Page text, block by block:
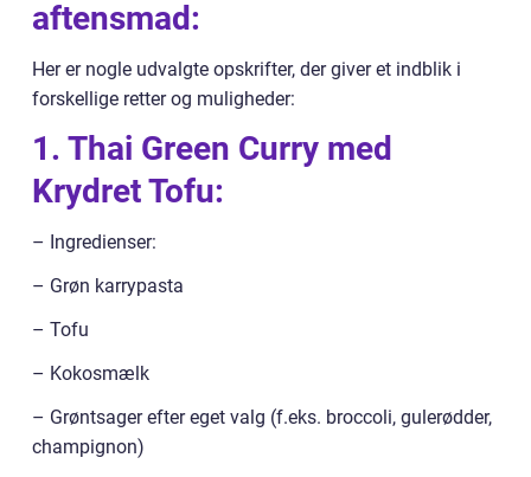
aftensmad:
Her er nogle udvalgte opskrifter, der giver et indblik i
forskellige retter og muligheder:
1. Thai Green Curry med
Krydret Tofu:
– Ingredienser:
– Grøn karrypasta
– Tofu
– Kokosmælk
– Grøntsager efter eget valg (f.eks. broccoli, gulerødder,
champignon)